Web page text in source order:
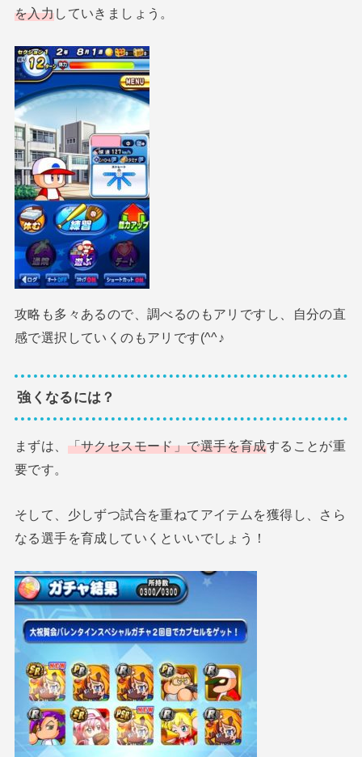
を入力していきましょう。
攻略も多々あるので、調べるのもアリですし、自分の直
感で選択していくのもアリです(^^♪
強くなるには？
まずは、 「サクセスモード」で選手を育成することが重
要です。
そして、少しずつ試合を重ねてアイテムを獲得し、さら
なる選手を育成していくといいでしょう！